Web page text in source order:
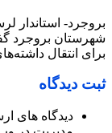
بروجرد- استاندار
شهرستان بروجرد
برای انتقال
ثبت دیدگاه
دیدگاه های